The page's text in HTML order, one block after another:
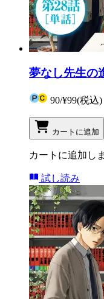
夢なし先生の
90/¥99(税込)
カートに追加
カートに追加し
試し読み